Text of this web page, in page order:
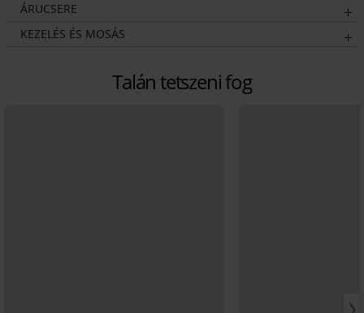
ÁRUCSERE
KEZELÉS ÉS MOSÁS
Talán tetszeni fog